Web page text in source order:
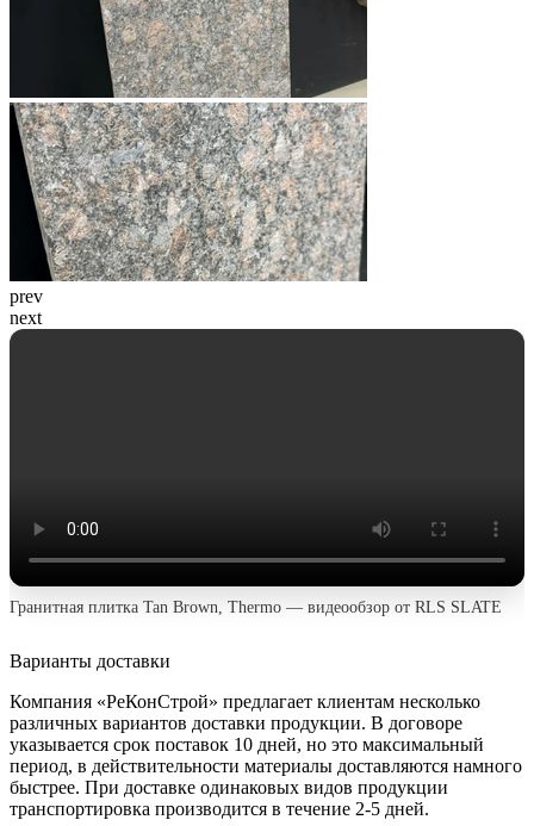
prev
next
Гранитная плитка Tan Brown, Thermo — видеообзор от RLS SLATE
Варианты доставки
Компания «РеКонСтрой» предлагает клиентам несколько
различных вариантов доставки продукции. В договоре
указывается срок поставок 10 дней, но это максимальный
период, в действительности материалы доставляются намного
быстрее. При доставке одинаковых видов продукции
транспортировка производится в течение 2-5 дней.